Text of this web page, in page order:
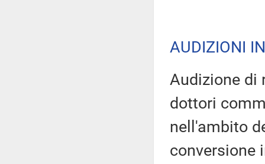
AUDIZIONI
Audizione di
dottori
nell'ambito
conversione